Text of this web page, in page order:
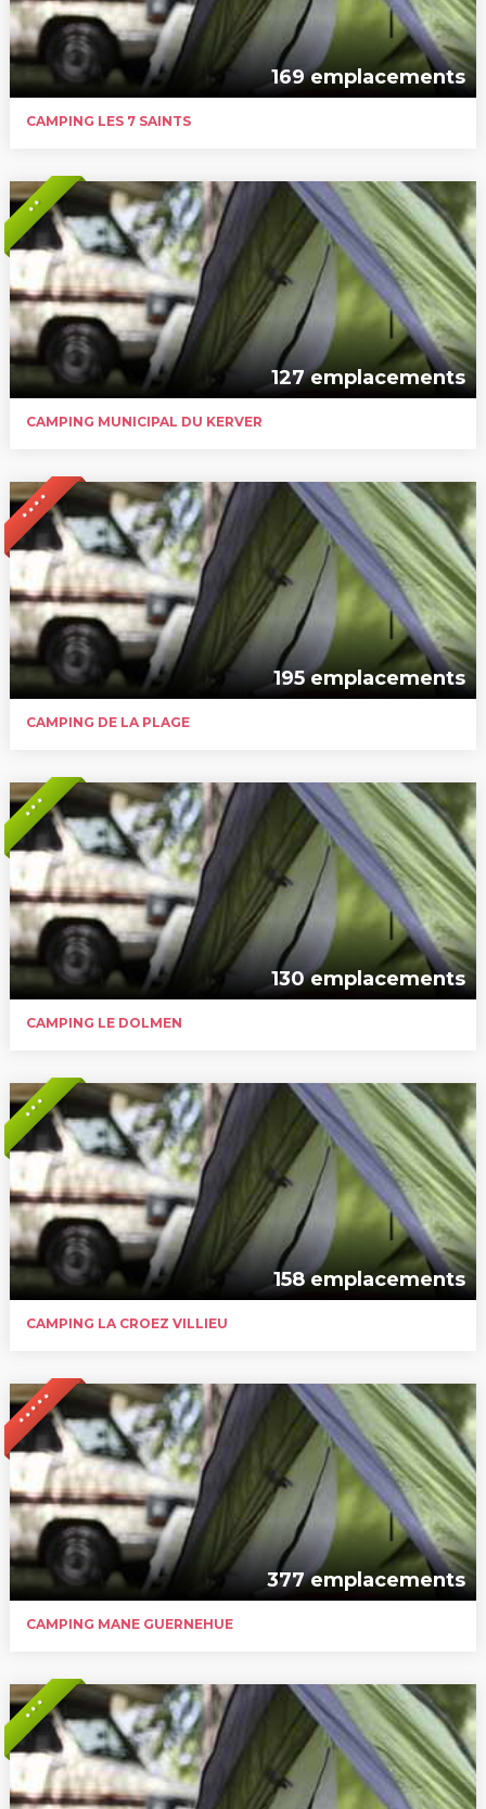
169 emplacements
CAMPING LES 7 SAINTS
* *
127 emplacements
CAMPING MUNICIPAL DU KERVER
* * * *
195 emplacements
CAMPING DE LA PLAGE
* * *
130 emplacements
CAMPING LE DOLMEN
* * *
158 emplacements
CAMPING LA CROEZ VILLIEU
* * * * *
377 emplacements
CAMPING MANE GUERNEHUE
* * *